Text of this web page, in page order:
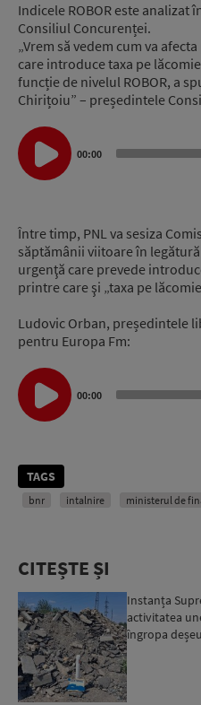
Indicele ROBOR este analizat
Consiliul Concurenței.
„Vrem să vedem cum va
care introduce taxa pe
funcție de nivelul ROBOR, a
Chirițoiu” – președintele
Audio
Player
00:00
Între timp, PNL va sesiza
săptămânii viitoare în
urgenţă care prevede
printre care şi „taxa pe
Ludovic Orban, președintele
pentru Europa Fm:
Audio
Player
00:00
TAGS
bnr intalnire ministerul de
CITEȘTE ȘI
Instanța
activitatea
îngropa